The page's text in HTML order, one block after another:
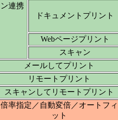
ン連携
ドキュメントプリント
Webページプリント
スキャン
メールしてプリント
リモートプリント
スキャンしてリモートプリント
倍率指定／自動変倍／オートフィ
ット